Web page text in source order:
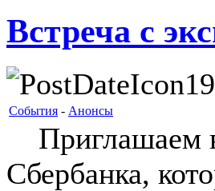
Встреча с
События - Анонсы
Приглашаем
Сбербанка,